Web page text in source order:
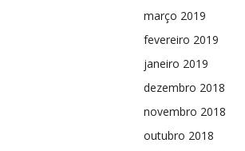
março 2019
fevereiro 2019
janeiro 2019
dezembro 2018
novembro 2018
outubro 2018